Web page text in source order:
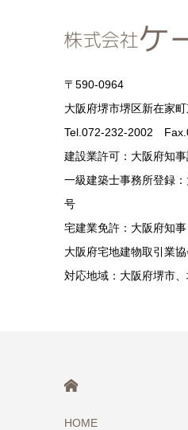
〒590-0964
大阪府堺市堺区新在家
Tel.072-232-2002
建設業許可：大阪府知
一級建築士事務所登録
号
宅建業免許：大阪府知
大阪府宅地建物取引業
対応地域：大阪府堺市、
HOME